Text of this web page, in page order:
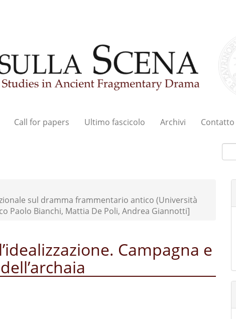
Call for papers Ultimo fascicolo Archivi Contatto
sul dramma frammentario antico (Università
Paolo Bianchi, Mattia De Poli, Andrea Giannotti]
Campagna e